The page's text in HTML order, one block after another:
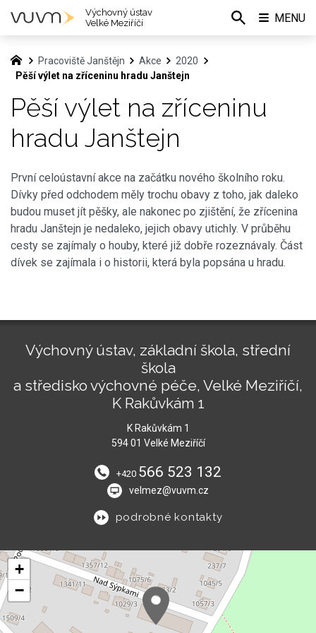
Pracoviště Janštějn Akce
2020
Pěší výlet na zříceninu hradu Janštejn
Pěší výlet na zříceninu
hradu Janštejn
První celoústavní akce na začátku nového školního roku.
Dívky před odchodem měly trochu obavy z toho, jak daleko
budou muset jít pěšky, ale nakonec po zjištění, že zřícenina
hradu Janštejn je nedaleko, jejich obavy utichly. V průběhu
cesty se zajímaly o houby, které již dobře rozeznávaly. Část
dívek se zajímala i o historii, která byla popsána u hradu.
Výchovný ústav, základní škola, střední
škola
a středisko výchovné péče, Velké Meziříčí,
K Rakůvkám 1
K Rakůvkám 1
594 01 Velké Meziříčí
+420 566 523 132
velmez@vuvm.cz
podrobné kontakty
+
−
Výchovný ústav
Velké Meziříčí
MENU